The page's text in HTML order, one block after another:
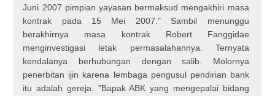
Juni 2007 pimpian yayasan bermaksud mengakhiri masa
kontrak pada 15 Mei 2007." Sambil menunggu
berakhirnya masa kontrak Robert Fanggidae
menginvestigasi letak permasalahannya. Ternyata
kendalanya berhubungan dengan salib. Molornya
penerbitan ijin karena lembaga pengusul pendirian bank
itu adalah gereja. "Bapak ABK yang mengepalai bidang